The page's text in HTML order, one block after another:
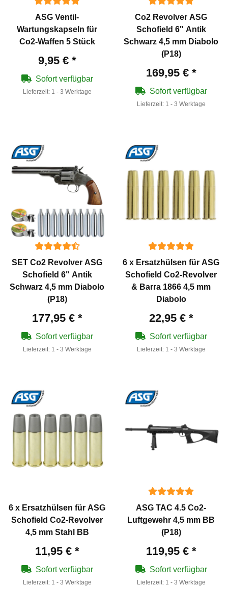
ASG Ventil-
Wartungskapseln für
Co2-Waffen 5 Stück
9,95 € *
Sofort verfügbar
Lieferzeit: 1 - 3 Werktage
Co2 Revolver ASG
Schofield 6" Antik
Schwarz 4,5 mm Diabolo
(P18)
169,95 € *
Sofort verfügbar
Lieferzeit: 1 - 3 Werktage
SET Co2 Revolver ASG
Schofield 6" Antik
Schwarz 4,5 mm Diabolo
(P18)
177,95 € *
Sofort verfügbar
Lieferzeit: 1 - 3 Werktage
6 x Ersatzhülsen für ASG
Schofield Co2-Revolver
& Barra 1866 4,5 mm
Diabolo
22,95 € *
Sofort verfügbar
Lieferzeit: 1 - 3 Werktage
6 x Ersatzhülsen für ASG
Schofield Co2-Revolver
4,5 mm Stahl BB
11,95 € *
Sofort verfügbar
Lieferzeit: 1 - 3 Werktage
ASG TAC 4.5 Co2-
Luftgewehr 4,5 mm BB
(P18)
119,95 € *
Sofort verfügbar
Lieferzeit: 1 - 3 Werktage